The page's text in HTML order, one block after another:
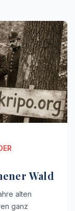
Wald
alten
ganz